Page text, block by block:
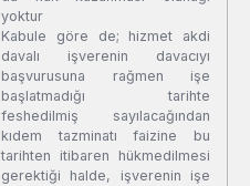
yoktur
Kabule göre de; hizmet akdi
davalı işverenin davacıyı
başvurusuna rağmen işe
başlatmadığı tarihte
feshedilmiş sayılacağından
kıdem tazminatı faizine bu
tarihten itibaren hükmedilmesi
gerektiği halde, işverenin işe